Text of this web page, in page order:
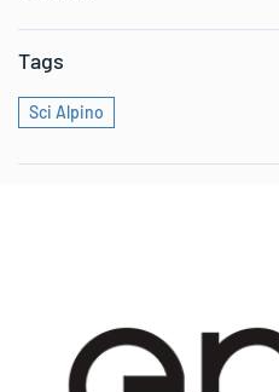
Tags
Sci Alpino